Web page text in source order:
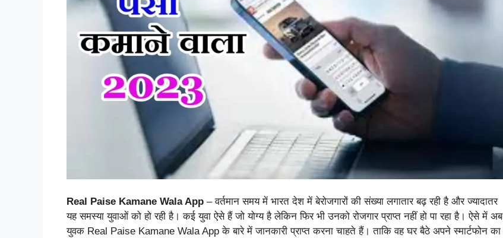
Real Paise Kamane Wala App – वर्तमान समय में भारत देश में बेरोजगारों की संख्या लगातार बढ़ रही है और ज्यादातर
यह समस्या युवाओं को हो रही है। कई युवा ऐसे हैं जो योग्य है लेकिन फिर भी उनको रोजगार प्राप्त नहीं हो पा रहा है। ऐसे में अब
युवक Real Paise Kamane Wala App के बारे में जानकारी प्राप्त करना चाहते हैं। ताकि वह घर बैठे अपने स्मार्टफोन का